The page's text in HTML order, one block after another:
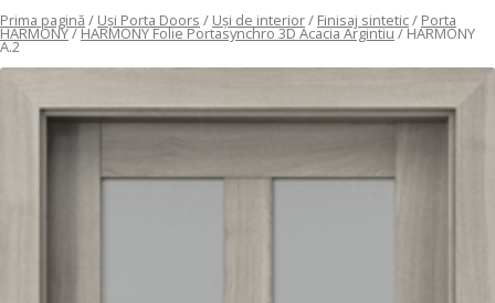
Prima pagină / Uși Porta Doors / Uși de interior/ Finisaj sintetic/ Porta
HARMONY/HARMONY Folie Portasynchro 3D Acacia Argintiu/ HARMONY
A.2